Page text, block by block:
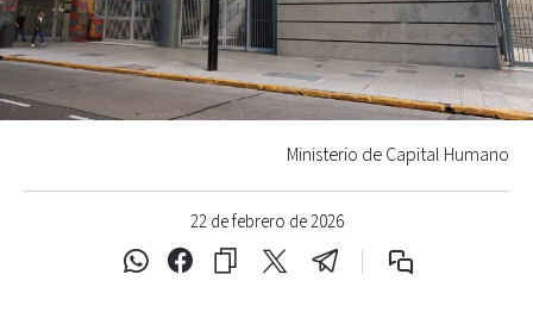
22 de febrero de 2026
Ministerio de Capital Humano